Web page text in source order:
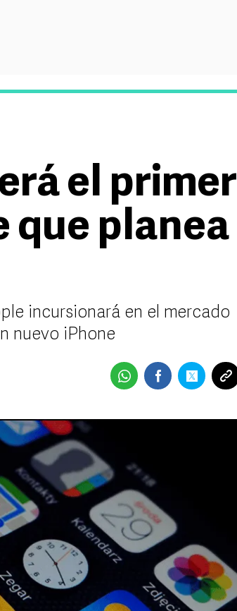
el primer
que planea
incursionará en el mercado
nuevo iPhone